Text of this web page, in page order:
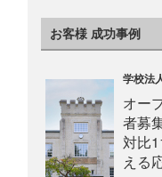
お客様 成功事例
学校法
オー
者募
対比
える